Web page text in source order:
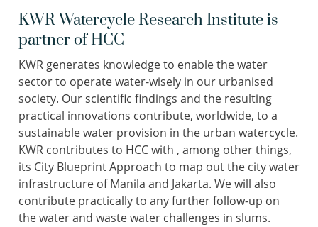
KWR Watercycle Research Institute is
partner of HCC
KWR generates knowledge to enable the water
sector to operate water-wisely in our urbanised
society. Our scientific findings and the resulting
practical innovations contribute, worldwide, to a
sustainable water provision in the urban watercycle.
KWR contributes to HCC with , among other things,
its City Blueprint Approach to map out the city water
infrastructure of Manila and Jakarta. We will also
contribute practically to any further follow-up on
the water and waste water challenges in slums.